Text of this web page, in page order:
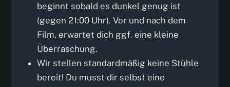
beginnt sobald es dunkel genug ist
(gegen 21:00 Uhr). Vor und nach dem
Film, erwartet dich ggf. eine kleine
Überraschung.
Wir stellen standardmäßig keine Stühle
bereit! Du musst dir selbst eine